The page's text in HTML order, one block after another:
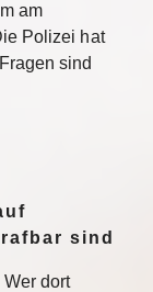
am
Polizei hat
sind
sind
dort